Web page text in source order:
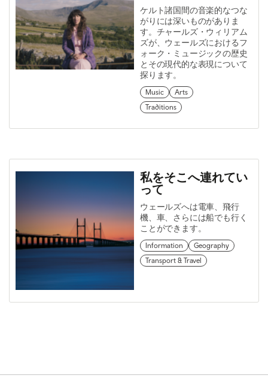
ケルト諸国間の音楽的なつな
がりには深いものがありま
す。チャールズ・ウィリアム
ズが、ウェールズにおけるフ
ォーク・ミュージックの歴史
とその現代的な表現について
探ります。
Music
Arts
Traditions
私をそこへ連れてい
って
ウェールズへは電車、飛行
機、車、さらには船でも行く
ことができます。
Information
Geography
Transport & Travel